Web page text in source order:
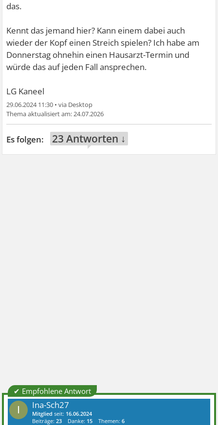
das.
Kennt das jemand hier? Kann einem dabei auch
wieder der Kopf einen Streich spielen? Ich habe am
Donnerstag ohnehin einen Hausarzt-Termin und
würde das auf jeden Fall ansprechen.
LG Kaneel
29.06.2024 11:30 •
24.07.2026
23 Antworten ↓
✔ Empfohlene Antwort
I Ina-Sch27
Mitglied seit: 16.06.2024
Beiträge:23 Danke: 15 Themen:6